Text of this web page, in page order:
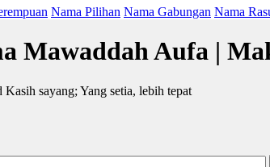
Nama Pilihan Nama Gabungan Nama
Mawaddah Aufa |
sayang; Yang setia, lebih tepat